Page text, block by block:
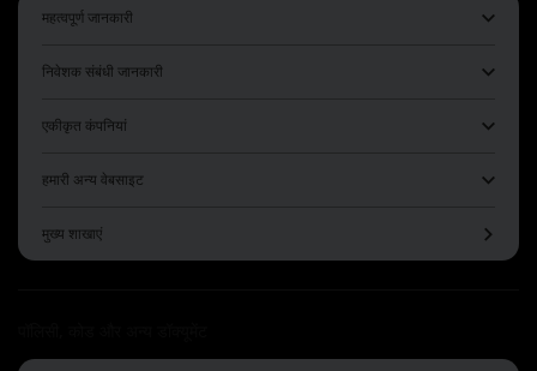
महत्वपूर्ण जानकारी
निवेशक संबंधी जानकारी
एकीकृत कंपनियां
हमारी अन्य वेबसाइट
मुख्य शाखाएं